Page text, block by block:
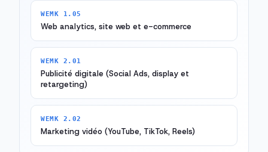
WEMK 1.05
Web analytics, site web et e-commerce
WEMK 2.01
Publicité digitale (Social Ads, display et
retargeting)
WEMK 2.02
Marketing vidéo (YouTube, TikTok, Reels)